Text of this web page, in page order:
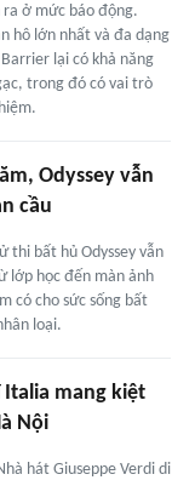
ở mức báo động.
hô lớn nhất và đa dạng
lại có khả năng
trong đó có vai trò
Odyssey vẫn
cầu
thi bất hủ Odyssey vẫn
lớp học đến màn ảnh
có cho sức sống bất
loại.
Italia mang kiệt
Nội
hát Giuseppe Verdi di